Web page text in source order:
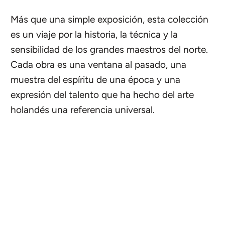
Más que una simple exposición, esta colección
es un viaje por la historia, la técnica y la
sensibilidad de los grandes maestros del norte.
Cada obra es una ventana al pasado, una
muestra del espíritu de una época y una
expresión del talento que ha hecho del arte
holandés una referencia universal.